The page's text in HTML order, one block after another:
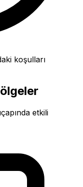
koşulları
etkili